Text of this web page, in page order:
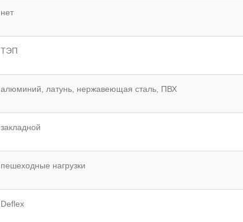
нет
ТЭП
алюминий, латунь, нержавеющая сталь, ПВХ
закладной
пешеходные нагрузки
Deflex